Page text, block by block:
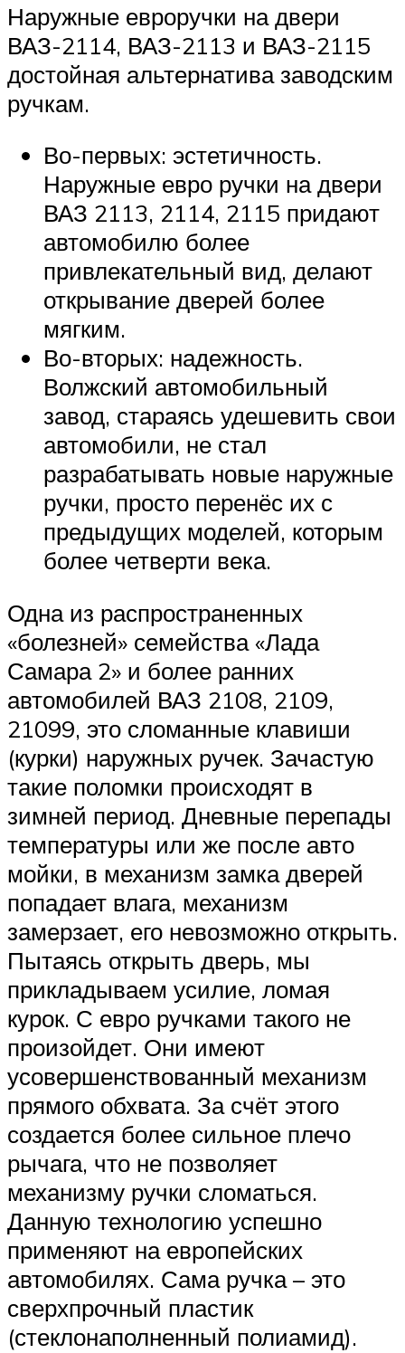
Наружные евроручки на двери
ВАЗ-2114, ВАЗ-2113 и ВАЗ-2115
достойная альтернатива заводским
ручкам.
Во-первых: эстетичность.
Наружные евро ручки на двери
ВАЗ 2113, 2114, 2115 придают
автомобилю более
привлекательный вид, делают
открывание дверей более
мягким.
Во-вторых: надежность.
Волжский автомобильный
завод, стараясь удешевить свои
автомобили, не стал
разрабатывать новые наружные
ручки, просто перенёс их с
предыдущих моделей, которым
более четверти века.
Одна из распространенных
«болезней» семейства «Лада
Самара 2» и более ранних
автомобилей ВАЗ 2108, 2109,
21099, это сломанные клавиши
(курки) наружных ручек. Зачастую
такие поломки происходят в
зимней период. Дневные перепады
температуры или же после авто
мойки, в механизм замка дверей
попадает влага, механизм
замерзает, его невозможно открыть.
Пытаясь открыть дверь, мы
прикладываем усилие, ломая
курок. С евро ручками такого не
произойдет. Они имеют
усовершенствованный механизм
прямого обхвата. За счёт этого
создается более сильное плечо
рычага, что не позволяет
механизму ручки сломаться.
Данную технологию успешно
применяют на европейских
автомобилях. Сама ручка – это
сверхпрочный пластик
(стеклонаполненный полиамид).